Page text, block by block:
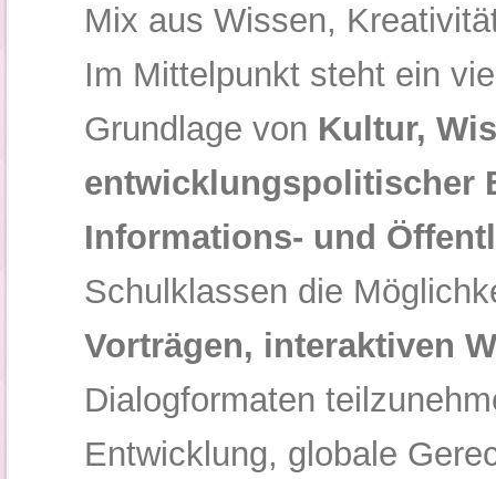
Mix aus Wissen,
Im Mittelpunkt steht ein
Grundlage von Kultur,
entwicklungspolitischer
Informations- und
Schulklassen die
Vorträgen, interaktiven
Dialogformaten
Entwicklung, globale